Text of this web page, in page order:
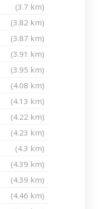
(3.7 km)
(3.82 km)
(3.87 km)
(3.91 km)
(3.95 km)
(4.08 km)
(4.13 km)
(4.22 km)
(4.23 km)
(4.3 km)
(4.39 km)
(4.39 km)
(4.46 km)